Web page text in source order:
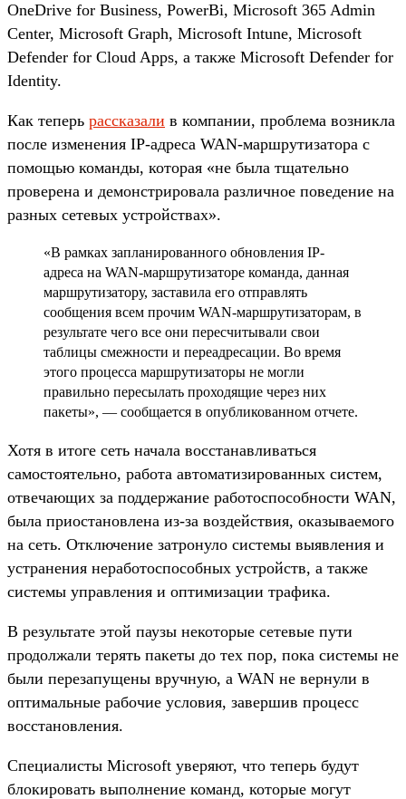
OneDrive for Business, PowerBi, Microsoft 365 Admin
Center, Microsoft Graph, Microsoft Intune, Microsoft
Defender for Cloud Apps, а также Microsoft Defender for
Identity.
Как теперь рассказали в компании, проблема возникла
после изменения IP-адреса WAN-маршрутизатора с
помощью команды, которая «не была тщательно
проверена и демонстрировала различное поведение на
разных сетевых устройствах».
«В рамках запланированного обновления IP-
адреса на WAN-маршрутизаторе команда, данная
маршрутизатору, заставила его отправлять
сообщения всем прочим WAN-маршрутизаторам, в
результате чего все они пересчитывали свои
таблицы смежности и переадресации. Во время
этого процесса маршрутизаторы не могли
правильно пересылать проходящие через них
пакеты», — сообщается в опубликованном отчете.
Хотя в итоге сеть начала восстанавливаться
самостоятельно, работа автоматизированных систем,
отвечающих за поддержание работоспособности WAN,
была приостановлена из-за воздействия, оказываемого
на сеть. Отключение затронуло системы выявления и
устранения неработоспособных устройств, а также
системы управления и оптимизации трафика.
В результате этой паузы некоторые сетевые пути
продолжали терять пакеты до тех пор, пока системы не
были перезапущены вручную, а WAN не вернули в
оптимальные рабочие условия, завершив процесс
восстановления.
Специалисты Microsoft уверяют, что теперь будут
блокировать выполнение команд, которые могут